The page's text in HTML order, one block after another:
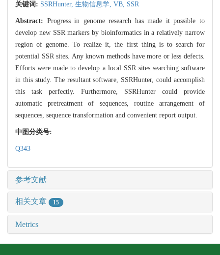
关键词: SSRHunter, 生物信息学, VB, SSR
Abstract: Progress in genome research has made it possible to
develop new SSR markers by bioinformatics in a relatively narrow
region of genome. To realize it, the first thing is to search for
potential SSR sites. Any known methods have more or less defects.
Efforts were made to develop a local SSR sites searching software
in this study. The resultant software, SSRHunter, could accomplish
this task perfectly. Furthermore, SSRHunter could provide
automatic pretreatment of sequences, routine arrangement of
sequences, sequence transformation and convenient report output.
中图分类号:
Q343
参考文献
相关文章 15
Metrics